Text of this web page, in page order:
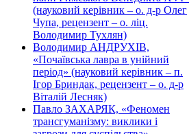
(науковий керівник – о. д-р Олег
Чупа, рецензент – о. ліц.
Володимир Тухлян)
Володимир АНДРУХІВ,
«Почаївська лавра в унійний
період» (науковий керівник – п.
Ігор Бриндак, рецензент – о. д-р
Віталій Лесняк)
Павло ЗАХАРЯК, «Феномен
трансгуманізму: виклики і